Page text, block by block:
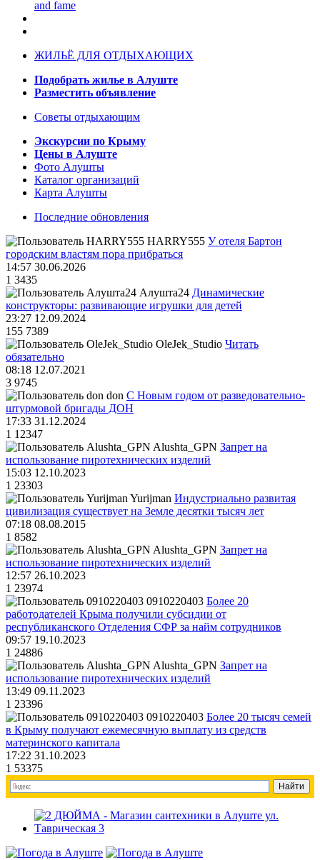
and fame
ЖИЛЬЁ ДЛЯ ОТДЫХАЮЩИХ
Подобрать жилье в Алуште
Разместить объявление
Советы отдыхающим
Экскурсии по Крыму
Цены в Алуште
Фото Алушты
Каталог организаций
Карта Алушты
Последние обновления
HARRY555 У отеля Бартон
городским властям пора прибраться
14:57 30.06.2026
1 3435
Алушта24 Динамические
конструкторы: развивающие игрушки для детей
23:27 12.09.2024
155 7389
OleJek_Studio Читать
обязательно
08:18 12.07.2021
3 9745
don С Новым годом от разведовательно-
штурмовой бригады ДОН
17:33 31.12.2024
1 12347
Alushta_GPN Запрет на
использование пиротехнических изделий
15:03 12.10.2023
1 23303
Yurijman Индустриально развитая
цивилизация существует на Земле десятки тысяч лет
07:18 08.08.2015
1 8582
Alushta_GPN Запрет на
использование пиротехнических изделий
12:57 26.10.2023
1 23974
0910220403 Более 20
работодателей Крыма получили субсидии от
республиканского Отделения СФР за найм сотрудников
09:57 19.10.2023
1 24886
Alushta_GPN Запрет на
использование пиротехнических изделий
13:49 09.11.2023
1 23396
0910220403 Более 20 тысяч семей
в Крыму получают ежемесячную выплату из средств
материнского капитала
17:22 31.10.2023
1 53375